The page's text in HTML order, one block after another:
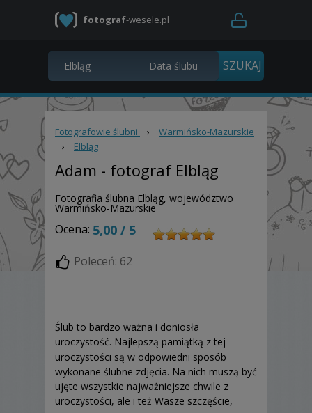
fotograf-wesele.pl
Fotografowie ślubni ›
Warmińsko-Mazurskie
›
Elbląg
Adam - fotograf Elbląg
Fotografia ślubna Elbląg, województwo
Warmińsko-Mazurskie
Ocena: 5,00 / 5
Poleceń: 62
Ślub to bardzo ważna i doniosła
uroczystość. Najlepszą pamiątką z tej
uroczystości są w odpowiedni sposób
wykonane ślubne zdjęcia. Na nich muszą być
ujęte wszystkie najważniejsze chwile z
uroczystości, ale i też Wasze szczęście,